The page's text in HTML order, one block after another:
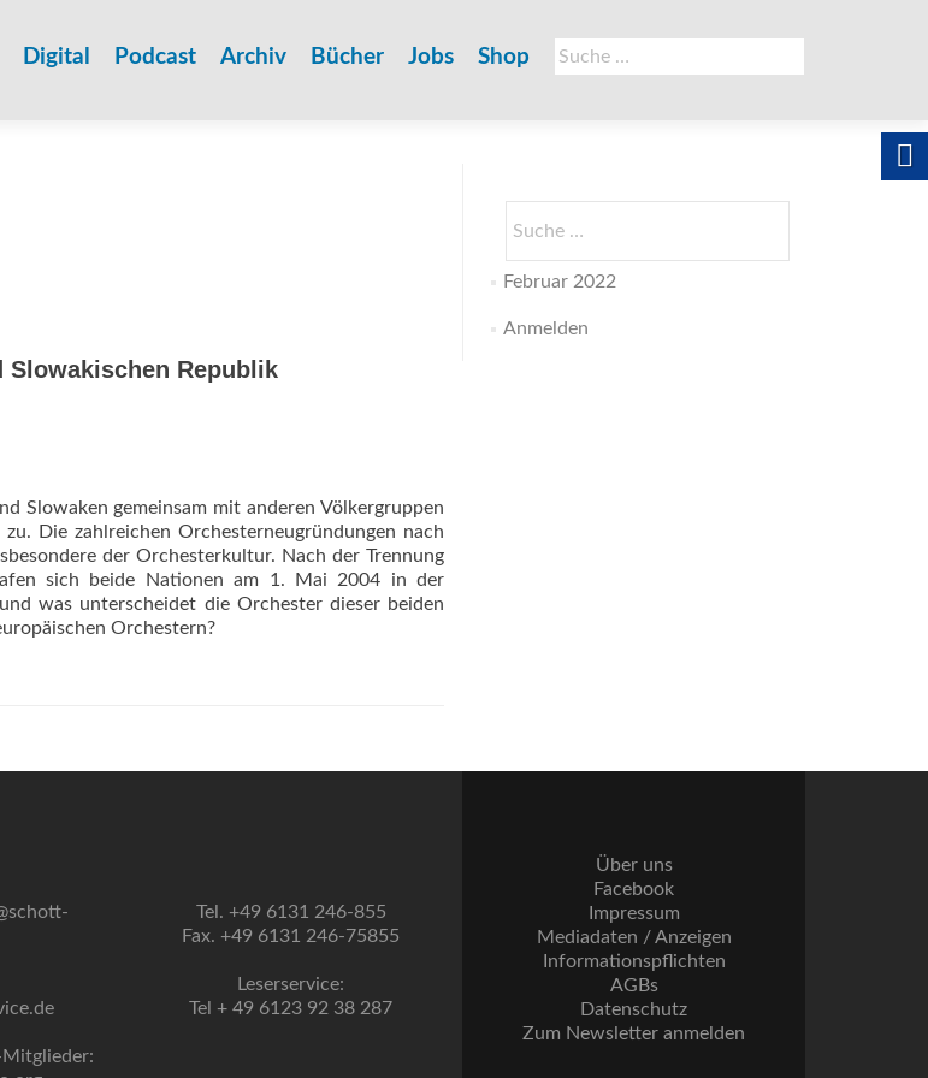
Suche
nach:
Digital Podcast Archiv Bücher Jobs Shop
Slowakischen Republik
Slowaken gemeinsam mit anderen Völkergruppen
Die zahlreichen Orchesterneugründungen nach
der Orchesterkultur. Nach der Trennung
sich beide Nationen am 1. Mai 2004 in der
was unterscheidet die Orchester dieser beiden
Orchestern?
nach:
Februar 2022
Anmelden
Tel. +49 6131 246-855
Fax. +49 6131 246-75855
Leserservice:
Tel + 49 6123 92 38 287
Über uns
Facebook
Impressum
Mediadaten / Anzeigen
Informationspflichten
AGBs
Datenschutz
Zum Newsletter anmelden